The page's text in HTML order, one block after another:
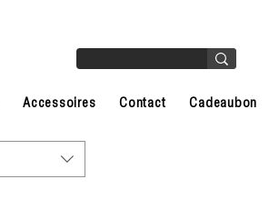
Accessoires Contact Cadeaubon